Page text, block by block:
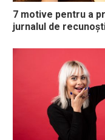
7 motive pentru a
jurnalul de